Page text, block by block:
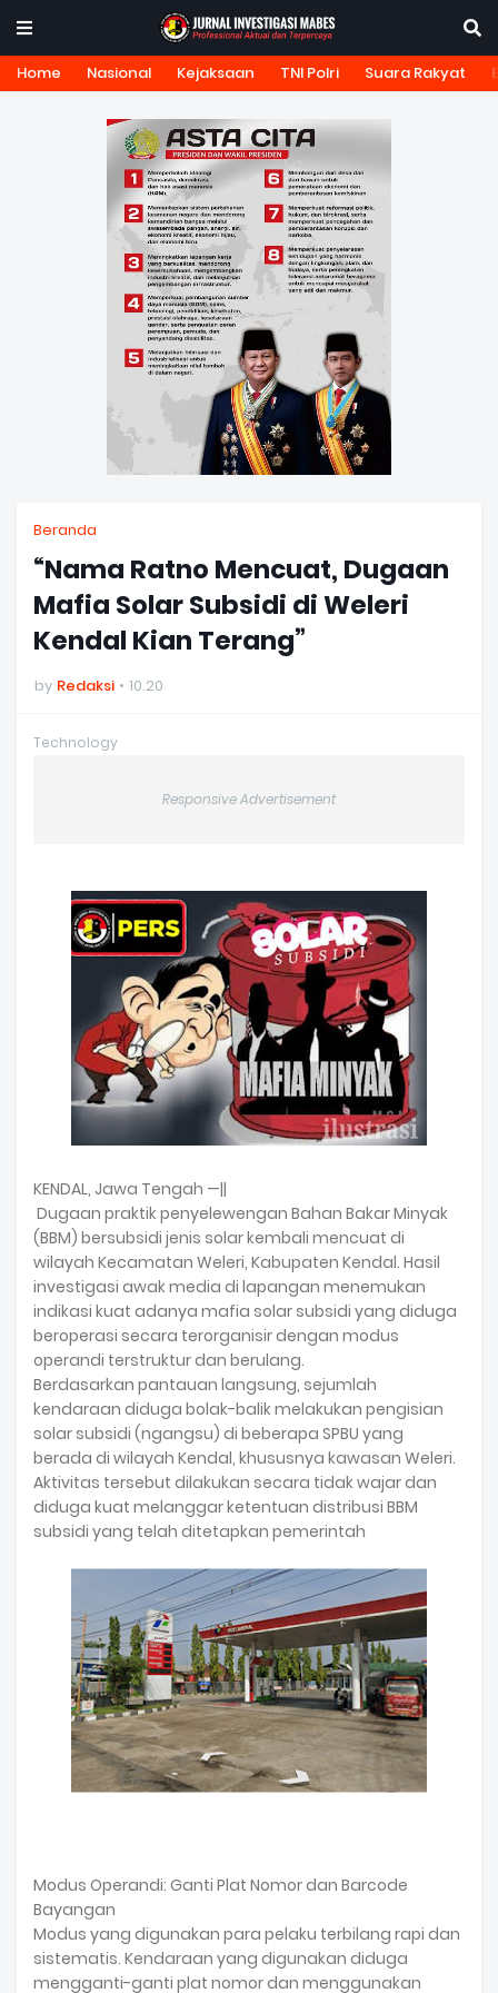
Home Nasional Kejaksaan TNI Polri Suara Rakyat
Beranda
“Nama Ratno Mencuat, Dugaan
Mafia Solar Subsidi di Weleri
Kendal Kian Terang”
by Redaksi 10.20
Technology
Responsive Advertisement
KENDAL, Jawa Tengah —||
Dugaan praktik penyelewengan Bahan Bakar Minyak
(BBM) bersubsidi jenis solar kembali mencuat di
wilayah Kecamatan Weleri, Kabupaten Kendal. Hasil
investigasi awak media di lapangan menemukan
indikasi kuat adanya mafia solar subsidi yang diduga
beroperasi secara terorganisir dengan modus
operandi terstruktur dan berulang.
Berdasarkan pantauan langsung, sejumlah
kendaraan diduga bolak-balik melakukan pengisian
solar subsidi (ngangsu) di beberapa SPBU yang
berada di wilayah Kendal, khususnya kawasan Weleri.
Aktivitas tersebut dilakukan secara tidak wajar dan
diduga kuat melanggar ketentuan distribusi BBM
subsidi yang telah ditetapkan pemerintah
Modus Operandi: Ganti Plat Nomor dan Barcode
Bayangan
Modus yang digunakan para pelaku terbilang rapi dan
sistematis. Kendaraan yang digunakan diduga
mengganti-ganti plat nomor dan menggunakan